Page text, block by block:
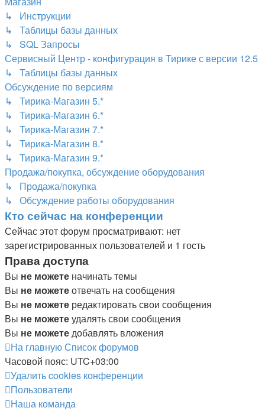
↳ Инструкции
↳ Таблицы базы данных
↳ SQL Запросы
Сервисный Центр - конфигурация в Тирике с версии 12.5
↳ Таблицы базы данных
Обсуждение по версиям
↳ Тирика-Магазин 5.*
↳ Тирика-Магазин 6.*
↳ Тирика-Магазин 7.*
↳ Тирика-Магазин 8.*
↳ Тирика-Магазин 9.*
Продажа/покупка, обсуждение оборудования
↳ Продажа/покупка
↳ Обсуждение работы оборудования
Кто сейчас на конференции
Сейчас этот форум просматривают: нет
зарегистрированных пользователей и 1 гость
Права доступа
Вы не можете начинать темы
Вы не можетеотвечать на сообщения
Вы не можете редактировать свои сообщения
Вы не можетеудалять свои сообщения
Вы не можетедобавлять вложения
На главнуюСписок форумов
Часовой пояс: UTC+03:00
Удалить cookies конференции
Пользователи
Наша команда